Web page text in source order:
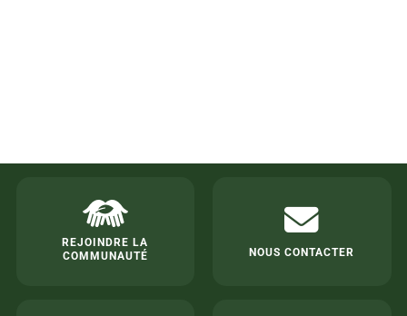
REJOINDRE LA
COMMUNAUTÉ
NOUS CONTACTER